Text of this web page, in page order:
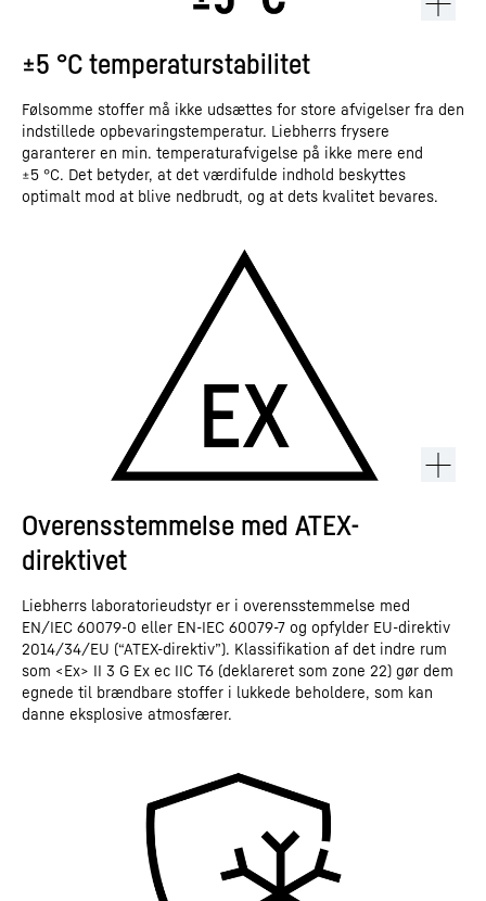
±5 °C temperaturstabilitet
Følsomme stoffer må ikke udsættes for store afvigelser fra den
indstillede opbevaringstemperatur. Liebherrs frysere
garanterer en min. temperaturafvigelse på ikke mere end
±5 °C. Det betyder, at det værdifulde indhold beskyttes
optimalt mod at blive nedbrudt, og at dets kvalitet bevares.
Overensstemmelse med ATEX-
direktivet
Liebherrs laboratorieudstyr er i overensstemmelse med
EN/IEC 60079-0 eller EN-IEC 60079-7 og opfylder EU-direktiv
2014/34/EU (“ATEX-direktiv”). Klassifikation af det indre rum
som <Ex> II 3 G Ex ec IIC T6 (deklareret som zone 22) gør dem
egnede til brændbare stoffer i lukkede beholdere, som kan
danne eksplosive atmosfærer.